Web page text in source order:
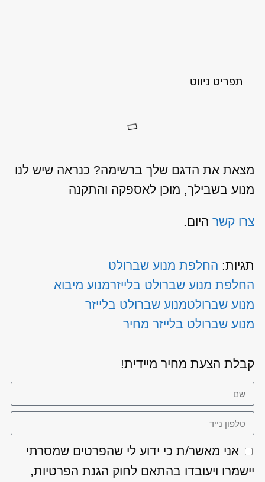
תפריט ניווט
מצאת את הדגם שלך ברשימה? כנראה שיש לנו
מנוע בשבילך, מוכן לאספקה והתקנה
צרו קשרהיום.
תגיות: החלפת מנוע שברולט
החלפת מנוע שברולט בלייזרמנוע מיבוא
מנוע שברולטמנוע שברולט בלייזר
מנוע שברולט בלייזר מחיר
קבלת הצעת מחיר מיידית!
אני מאשר/ת כי ידוע לי שהפרטים שמסרתי
יישמרו ויעובדו בהתאם לחוק הגנת הפרטיות,